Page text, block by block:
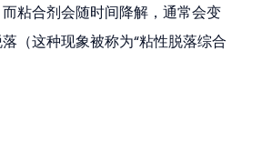
粘合剂会随时间降解，通常会变
（这种现象被称为“粘性脱落综合